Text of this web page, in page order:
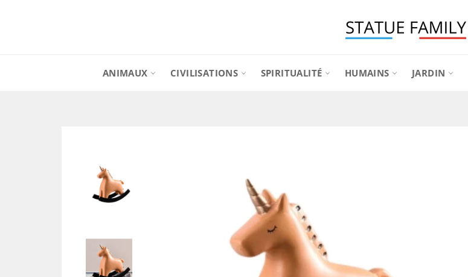
ANIMAUX CIVILISATIONS SPIRITUALITÉ HUMAINS JARDIN